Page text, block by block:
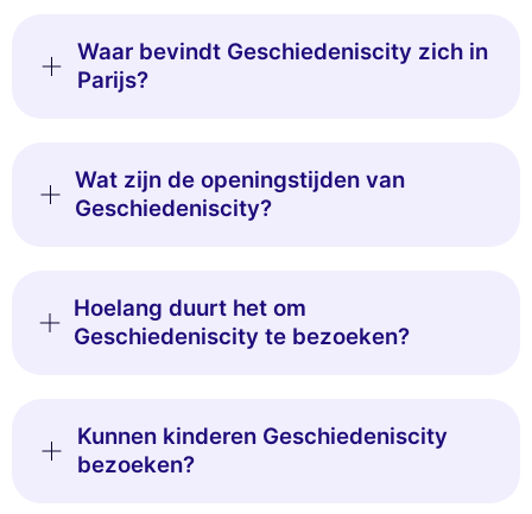
Waar bevindt Geschiedeniscity zich in
Parijs?
Wat zijn de openingstijden van
Geschiedeniscity?
Hoelang duurt het om
Geschiedeniscity te bezoeken?
Kunnen kinderen Geschiedeniscity
bezoeken?